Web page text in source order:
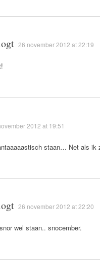
26 november 2012 at 22:19
2012 at 19:51
staan… Net als ik
26 november 2012 at 22:20
wel staan.. snocember.